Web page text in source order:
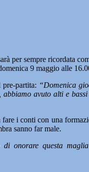
sempre ricordata
9 maggio alle
partita: “Domenica
avuto alti e
i conti con una
sanno far male.
onorare questa